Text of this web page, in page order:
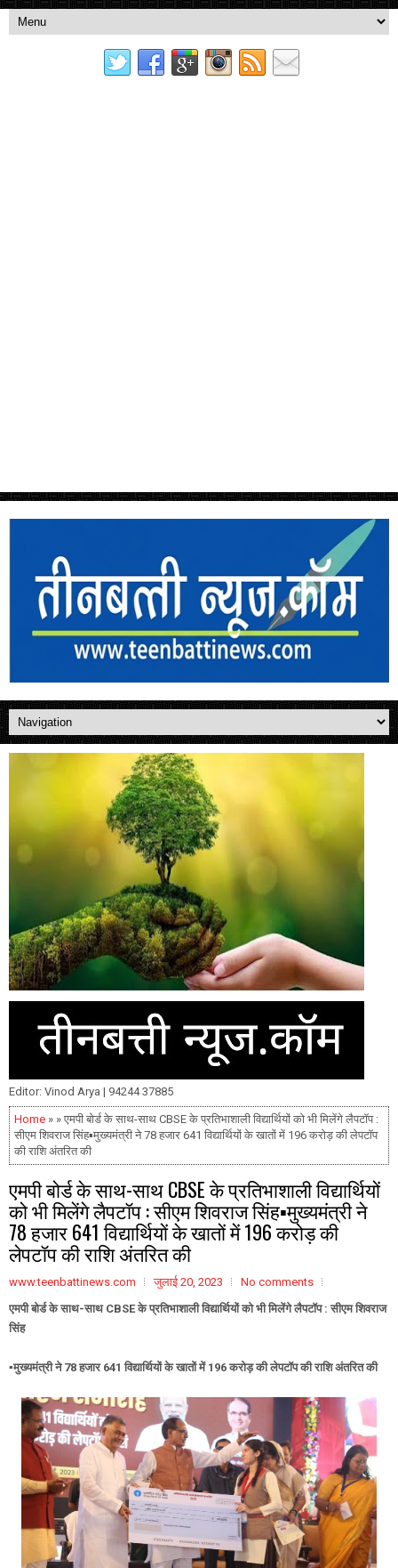
Editor: Vinod Arya | 94244 37885
Home » » एमपी बोर्ड के साथ-साथ CBSE के प्रतिभाशाली विद्यार्थियों को भी मिलेंगे लैपटॉप :
सीएम शिवराज सिंह▪️मुख्यमंत्री ने 78 हजार 641 विद्यार्थियों के खातों में 196 करोड़ की लेपटॉप
की राशि अंतरित की
एमपी बोर्ड के साथ-साथ CBSE के प्रतिभाशाली विद्यार्थियों
को भी मिलेंगे लैपटॉप : सीएम शिवराज सिंह▪️मुख्यमंत्री ने
78 हजार 641 विद्यार्थियों के खातों में 196 करोड़ की
लेपटॉप की राशि अंतरित की
www.teenbattinews.com जुलाई 20, 2023
No comments
एमपी बोर्ड के साथ-साथ CBSE के प्रतिभाशाली विद्यार्थियों को भी मिलेंगे लैपटॉप : सीएम शिवराज
सिंह
▪️मुख्यमंत्री ने 78 हजार 641 विद्यार्थियों के खातों में 196 करोड़ की लेपटॉप की राशि अंतरित की